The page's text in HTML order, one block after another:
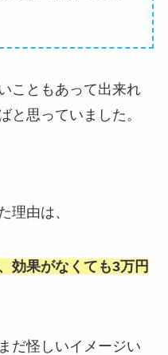
こともあって出来れ
と思っていました。
理由は、
効果がなくても3万円
だ怪しいイメージい